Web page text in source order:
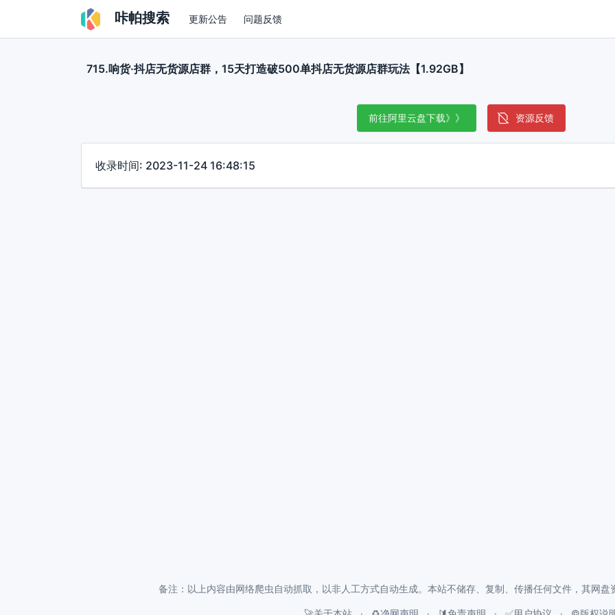
咔帕搜索 更新公告 问题反馈
715.响货·抖店无货源店群，15天打造破500单抖店无货源店群玩法【1.92GB】
前往阿里云盘下载》》 资源反馈
收录时间: 2023-11-24 16:48:15
备注：以上内容由网络爬虫自动抓取，以非人工方式自动生成。本站不储存、复制、传播任何文件，其网盘